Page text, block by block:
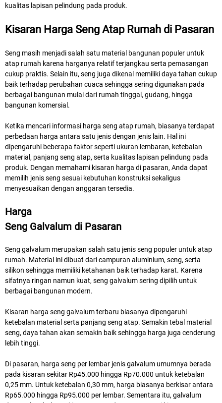
kualitas lapisan pelindung pada produk.
Kisaran Harga Seng Atap Rumah di Pasaran
Seng masih menjadi salah satu material bangunan populer untuk
atap rumah karena harganya relatif terjangkau serta pemasangan
cukup praktis. Selain itu, seng juga dikenal memiliki daya tahan cukup
baik terhadap perubahan cuaca sehingga sering digunakan pada
berbagai bangunan mulai dari rumah tinggal, gudang, hingga
bangunan komersial.
Ketika mencari informasi harga seng atap rumah, biasanya terdapat
perbedaan harga antara satu jenis dengan jenis lain. Hal ini
dipengaruhi beberapa faktor seperti ukuran lembaran, ketebalan
material, panjang seng atap, serta kualitas lapisan pelindung pada
produk. Dengan memahami kisaran harga di pasaran, Anda dapat
memilih jenis seng sesuai kebutuhan konstruksi sekaligus
menyesuaikan dengan anggaran tersedia.
Harga
Seng Galvalum di Pasaran
Seng galvalum merupakan salah satu jenis seng populer untuk atap
rumah. Material ini dibuat dari campuran aluminium, seng, serta
silikon sehingga memiliki ketahanan baik terhadap karat. Karena
sifatnya ringan namun kuat, seng galvalum sering dipilih untuk
berbagai bangunan modern.
Kisaran harga seng galvalum terbaru biasanya dipengaruhi
ketebalan material serta panjang seng atap. Semakin tebal material
seng, daya tahan akan semakin baik sehingga harga juga cenderung
lebih tinggi.
Di pasaran, harga seng per lembar jenis galvalum umumnya berada
pada kisaran sekitar Rp45.000 hingga Rp70.000 untuk ketebalan
0,25 mm. Untuk ketebalan 0,30 mm, harga biasanya berkisar antara
Rp65.000 hingga Rp95.000 per lembar. Sementara itu, galvalum